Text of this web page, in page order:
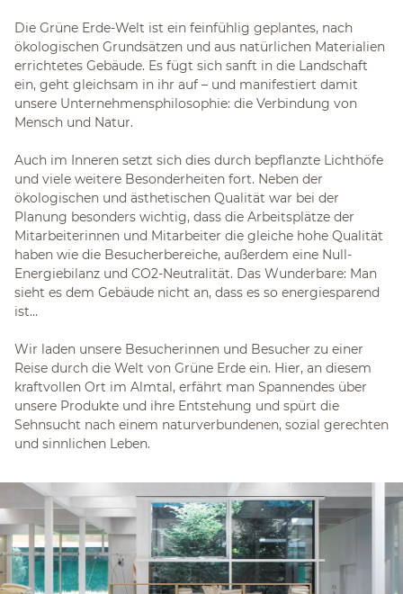
Die Grüne Erde-Welt ist ein feinfühlig geplantes, nach
ökologischen Grundsätzen und aus natürlichen Materialien
errichtetes Gebäude. Es fügt sich sanft in die Landschaft
ein, geht gleichsam in ihr auf – und manifestiert damit
unsere Unternehmensphilosophie: die Verbindung von
Mensch und Natur.
Auch im Inneren setzt sich dies durch bepflanzte Lichthöfe
und viele weitere Besonderheiten fort. Neben der
ökologischen und ästhetischen Qualität war bei der
Planung besonders wichtig, dass die Arbeitsplätze der
Mitarbeiterinnen und Mitarbeiter die gleiche hohe Qualität
haben wie die Besucherbereiche, außerdem eine Null-
Energiebilanz und CO2-Neutralität. Das Wunderbare: Man
sieht es dem Gebäude nicht an, dass es so energiesparend
ist…
Wir laden unsere Besucherinnen und Besucher zu einer
Reise durch die Welt von Grüne Erde ein. Hier, an diesem
kraftvollen Ort im Almtal, erfährt man Spannendes über
unsere Produkte und ihre Entstehung und spürt die
Sehnsucht nach einem naturverbundenen, sozial gerechten
und sinnlichen Leben.